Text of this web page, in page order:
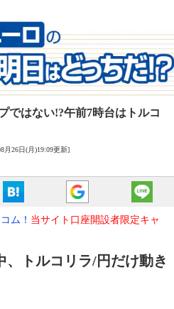
ではない!?午前7時台はトルコ
月26日(月)19:09更新]
ム！ 当サイト口座開設者限定キャ
、トルコリラ/円だけ動き